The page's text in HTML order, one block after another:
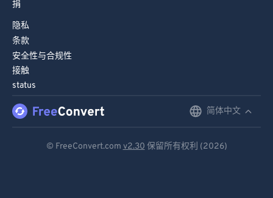
捐
隐私
条款
安全性与合规性
接触
status
简体中文
© FreeConvert.com v2.30 保留所有权利 (2026)